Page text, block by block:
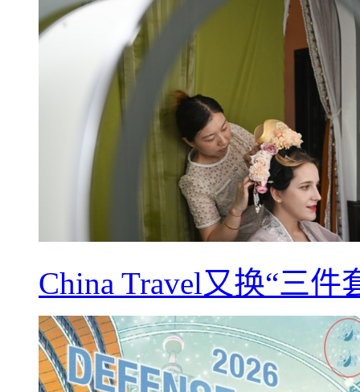
China Travel又换“三